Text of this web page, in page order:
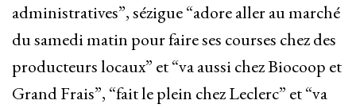
administratives”, sézigue “adore aller au marché
du samedi matin pour faire ses courses chez des
producteurs locaux” et “va aussi chez Biocoop et
Grand Frais”, “fait le plein chez Leclerc” et “va